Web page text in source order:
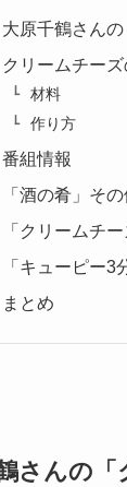
大原千鶴さん
クリームチー
材料
作り方
番組情報
「酒の肴」そ
「クリームチ
「キューピー
まとめ
さんの「